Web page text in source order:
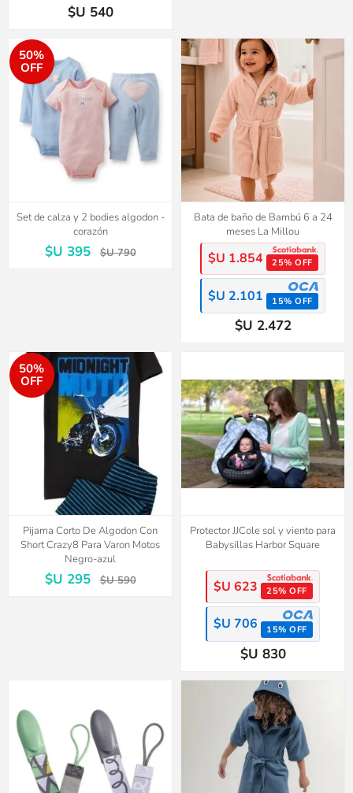
$U 540
50%
OFF
Set de calza y 2 bodies algodon -
corazón
$U 395 $U 790
Bata de baño de Bambú 6 a 24
meses La Millou
$U 1.854 25% OFF
$U 2.101 15% OFF
$U 2.472
50%
OFF
Pijama Corto De Algodon Con
Short Crazy8 Para Varon Motos
Negro-azul
$U 295 $U 590
Protector JJCole sol y viento para
Babysillas Harbor Square
$U 623 25% OFF
$U 706 15% OFF
$U 830